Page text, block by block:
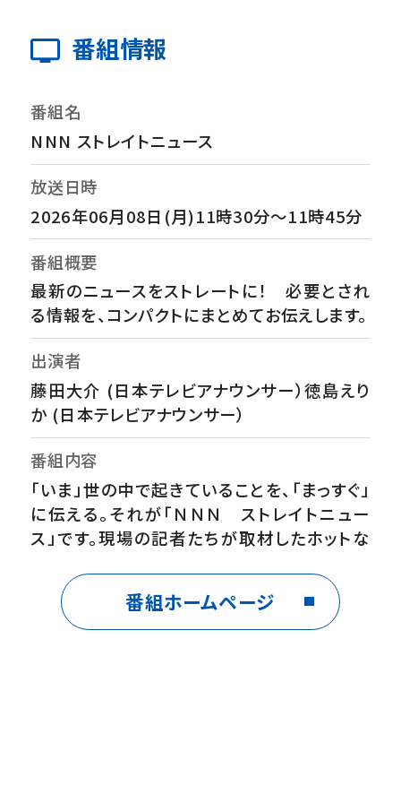
番組情報
番組名
NNN ストレイトニュース
放送日時
2026年06月08日(月)11時30分～11時45分
番組概要
最新のニュースをストレートに！ 必要とされ
る情報を、コンパクトにまとめてお伝えします。
出演者
藤田大介 (日本テレビアナウンサー）徳島えり
か (日本テレビアナウンサー）
番組内容
「いま」世の中で起きていることを、「まっすぐ」
に伝える。それが「ＮＮＮ ストレイトニュー
ス」です。現場の記者たちが取材したホットな
いちはやくお伝えします。【番組ホームペー
ジ】 https://www.ntv.co.jp/straight/
※放送内容を変更する場合があります。ご了
番組ホームページ